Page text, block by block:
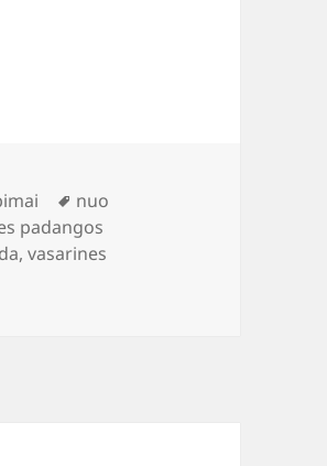
Žymos
nuo
padangos
,vasarines